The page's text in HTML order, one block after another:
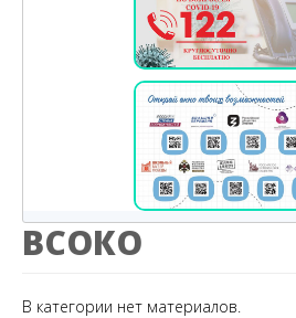
ВСОКО
В категории нет материалов.